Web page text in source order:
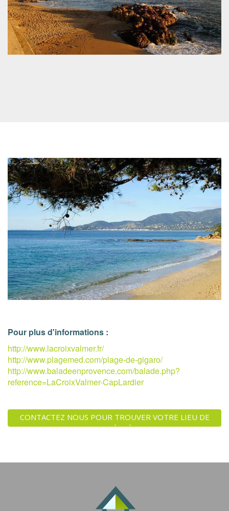
Pour plus d'informations :
http://www.lacroixvalmer.fr/
http://www.plagemed.com/plage-de-gigaro/
http://www.baladeenprovence.com/balade.php?
reference=LaCroixValmer-CapLardier
CONTACTEZ NOUS POUR TROUVER VOTRE LIEU DE
VACANCES IDÉAL À GIGARO